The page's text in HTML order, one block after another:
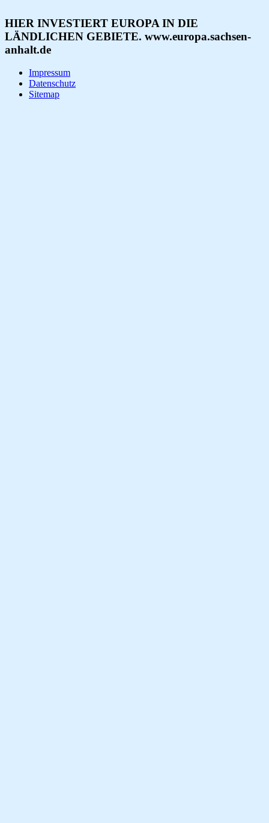
HIER INVESTIERT EUROPA IN DIE
LÄNDLICHEN GEBIETE. www.europa.sachsen-
anhalt.de
Impressum
Datenschutz
Sitemap